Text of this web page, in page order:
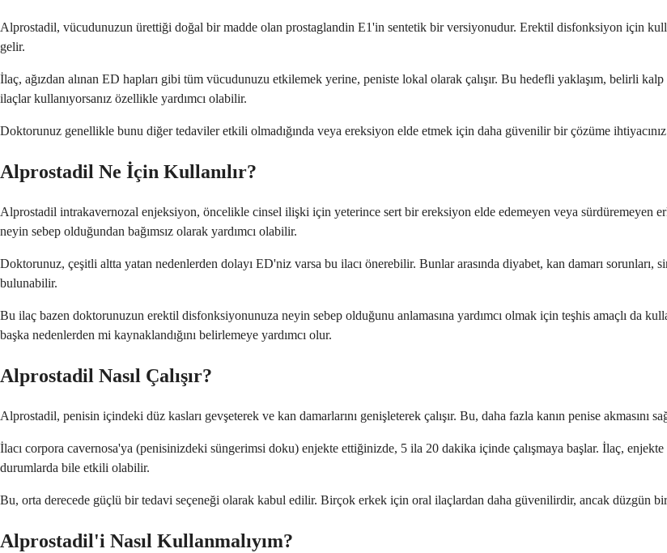
Alprostadil, vücudunuzun ürettiği doğal bir madde olan prostaglandin E1'in sentetik bir versiyonudur. Erektil disfonksiyon için
gelir.
İlaç, ağızdan alınan ED hapları gibi tüm vücudunuzu etkilemek yerine, peniste lokal olarak çalışır. Bu hedefli yaklaşım, belirli
ilaçlar kullanıyorsanız özellikle yardımcı olabilir.
Doktorunuz genellikle bunu diğer tedaviler etkili olmadığında veya ereksiyon elde etmek için daha güvenilir bir çözüme
Alprostadil Ne İçin Kullanılır?
Alprostadil intrakavernozal enjeksiyon, öncelikle cinsel ilişki için yeterince sert bir ereksiyon elde edemeyen veya sürdüremeyen
neyin sebep olduğundan bağımsız olarak yardımcı olabilir.
Doktorunuz, çeşitli altta yatan nedenlerden dolayı ED'niz varsa bu ilacı önerebilir. Bunlar arasında diyabet, kan damarı
bulunabilir.
Bu ilaç bazen doktorunuzun erektil disfonksiyonunuza neyin sebep olduğunu anlamasına yardımcı olmak için teşhis amaçlı da
başka nedenlerden mi kaynaklandığını belirlemeye yardımcı olur.
Alprostadil Nasıl Çalışır?
Alprostadil, penisin içindeki düz kasları gevşeterek ve kan damarlarını genişleterek çalışır. Bu, daha fazla kanın penise akmasını
İlacı corpora cavernosa'ya (penisinizdeki süngerimsi doku) enjekte ettiğinizde, 5 ila 20 dakika içinde çalışmaya başlar. İlaç,
durumlarda bile etkili olabilir.
Bu, orta derecede güçlü bir tedavi seçeneği olarak kabul edilir. Birçok erkek için oral ilaçlardan daha güvenilirdir, ancak düzgün
Alprostadil'i Nasıl Kullanmalıyım?